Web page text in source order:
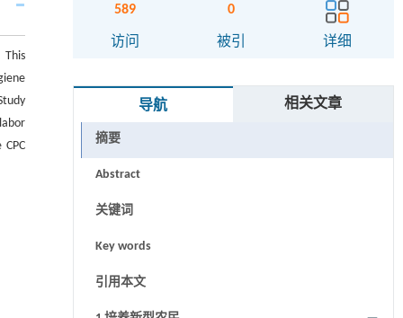
This
589
访问
0
被引 详细
导航 相关文章
摘要
Abstract
关键词
Key words
引用本文